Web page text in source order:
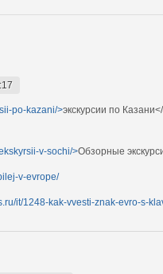
po-kazani/>экскурсии по
v-sochi/>Обзорные
v-evrope/
it/1248-kak-vvesti-znak-evro-s-